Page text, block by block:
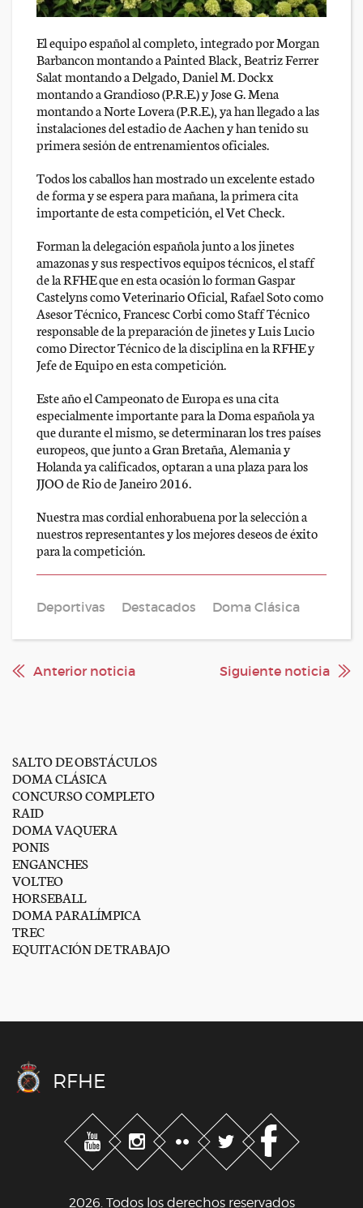
El equipo español al completo, integrado por Morgan
Barbancon montando a Painted Black, Beatriz Ferrer
Salat montando a Delgado, Daniel M. Dockx
montando a Grandioso (P.R.E.) y Jose G. Mena
montando a Norte Lovera (P.R.E.), ya han llegado a las
instalaciones del estadio de Aachen y han tenido su
primera sesión de entrenamientos oficiales.
Todos los caballos han mostrado un excelente estado
de forma y se espera para mañana, la primera cita
importante de esta competición, el Vet Check.
Forman la delegación española junto a los jinetes
amazonas y sus respectivos equipos técnicos, el staff
de la RFHE que en esta ocasión lo forman Gaspar
Castelyns como Veterinario Oficial, Rafael Soto como
Asesor Técnico, Francesc Corbi como Staff Técnico
responsable de la preparación de jinetes y Luis Lucio
como Director Técnico de la disciplina en la RFHE y
Jefe de Equipo en esta competición.
Este año el Campeonato de Europa es una cita
especialmente importante para la Doma española ya
que durante el mismo, se determinaran los tres países
europeos, que junto a Gran Bretaña, Alemania y
Holanda ya calificados, optaran a una plaza para los
JJOO de Rio de Janeiro 2016.
Nuestra mas cordial enhorabuena por la selección a
nuestros representantes y los mejores deseos de éxito
para la competición.
Deportivas Destacados Doma Clásica
Anterior noticia Siguiente noticia
SALTO DE OBSTÁCULOS
DOMA CLÁSICA
CONCURSO COMPLETO
RAID
DOMA VAQUERA
PONIS
ENGANCHES
VOLTEO
HORSEBALL
DOMA PARALÍMPICA
TREC
EQUITACIÓN DE TRABAJO
RFHE
2026. Todos los derechos reservados